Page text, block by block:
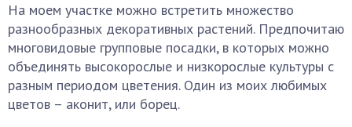
На моем участке можно встретить множество
разнообразных декоративных растений. Предпочитаю
многовидовые групповые посадки, в которых можно
объединять высокорослые и низкорослые культуры с
разным периодом цветения. Один из моих любимых
цветов – аконит, или борец.